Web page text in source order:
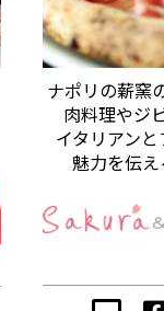
ナポリの薪窯
肉料理やジ
イタリアン
魅力を伝